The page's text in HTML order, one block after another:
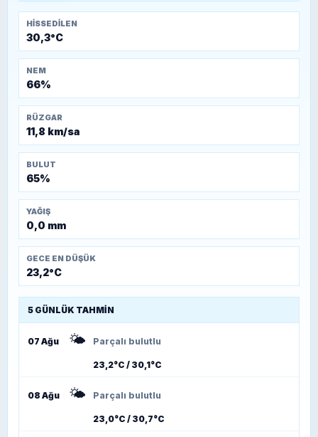
HISSEDILEN
30,3°C
NEM
66%
RÜZGAR
11,8 km/sa
BULUT
65%
YAĞIŞ
0,0 mm
GECE EN DÜŞÜK
23,2°C
5 GÜNLÜK TAHMIN
07 Ağu 🌤️ Parçalı bulutlu
23,2°C / 30,1°C
08 Ağu 🌤️ Parçalı bulutlu
23,0°C / 30,7°C